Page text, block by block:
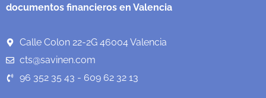
documentos financieros en Valencia
Calle Colon 22-2G 46004 Valencia
cts@savinen.com
96 352 35 43 - 609 62 32 13